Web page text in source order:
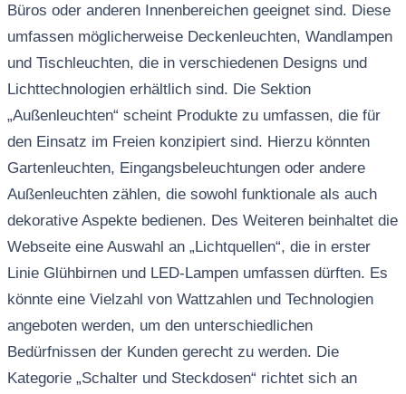
Büros oder anderen Innenbereichen geeignet sind. Diese
umfassen möglicherweise Deckenleuchten, Wandlampen
und Tischleuchten, die in verschiedenen Designs und
Lichttechnologien erhältlich sind. Die Sektion
„Außenleuchten“ scheint Produkte zu umfassen, die für
den Einsatz im Freien konzipiert sind. Hierzu könnten
Gartenleuchten, Eingangsbeleuchtungen oder andere
Außenleuchten zählen, die sowohl funktionale als auch
dekorative Aspekte bedienen. Des Weiteren beinhaltet die
Webseite eine Auswahl an „Lichtquellen“, die in erster
Linie Glühbirnen und LED-Lampen umfassen dürften. Es
könnte eine Vielzahl von Wattzahlen und Technologien
angeboten werden, um den unterschiedlichen
Bedürfnissen der Kunden gerecht zu werden. Die
Kategorie „Schalter und Steckdosen“ richtet sich an